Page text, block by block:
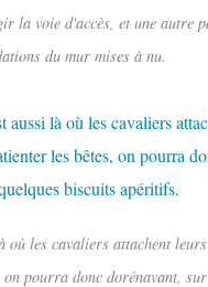
la voie d'accès, et une autre
du mur mises à nu.
les cavaliers attachent
pourra donc dorénavant,